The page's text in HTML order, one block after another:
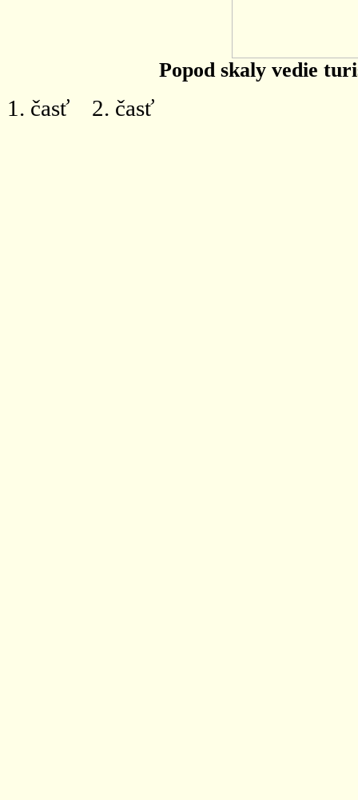
Popod skaly vedie
1. časť 2. časť